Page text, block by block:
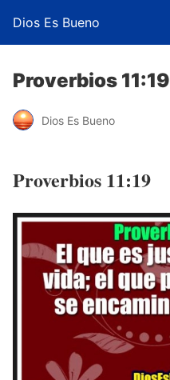
Dios Es Bueno
Proverbios 11:19
Dios Es Bueno
Proverbios 11:19